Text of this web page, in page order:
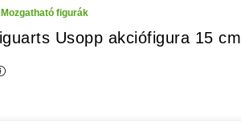
Mozgatható figurák
Usopp akciófigura 15 cm